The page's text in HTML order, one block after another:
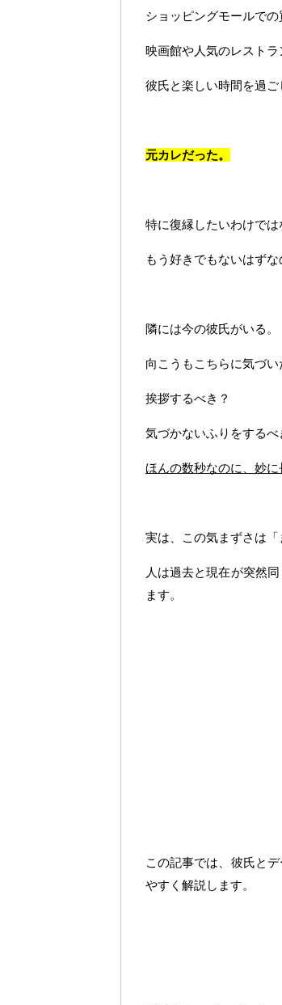
ショッピングモールでの
映画館や人気のレストラ
彼氏と楽しい時間を過
元カレだった。
特に復縁したいわけでは
もう好きでもないはずな
隣には今の彼氏がいる。
向こうもこちらに気づい
挨拶するべき？
気づかないふりをするべ
ほんの数秒なのに、妙に
実は、この気まずさは「
人は過去と現在が突然
ます。
この記事では、彼氏と
やすく解説します。